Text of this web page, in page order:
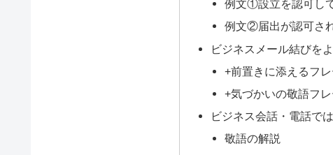
例文①設立を認可し
例文②届出が認可さ
ビジネスメール結びを
+前置きに添えるフレ
+気づかいの敬語フ
ビジネス会話・電話で
敬語の解説